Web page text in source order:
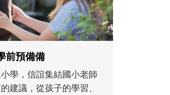
在一次次「前所未有」的體驗中，跟
著孩子一起長大。從給予安全感的肢
體遊戲，到獨立自主、角色認同及解
決問題的能力養成。爸爸正嘗試用不
同的模樣，參與孩子每個重要的成長
歷程。